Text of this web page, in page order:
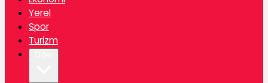
Yerel
Spor
Turizm